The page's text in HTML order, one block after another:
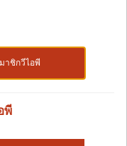
าชิกวีไอพี
พี